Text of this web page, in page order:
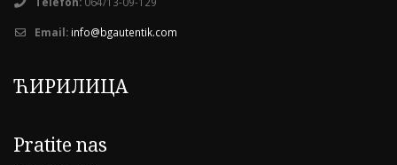
Email: info@bgautentik.com
ЋИРИЛИЦА
Pratite nas